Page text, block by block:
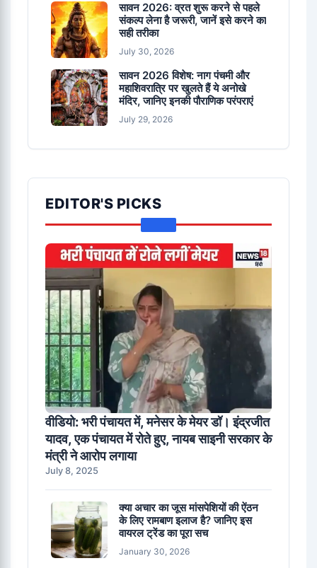
सावन 2026: व्रत शुरू करने से पहले
संकल्प लेना है जरूरी, जानें इसे करने का
सही तरीका
July 30, 2026
सावन 2026 विशेष: नाग पंचमी और
महाशिवरात्रि पर खुलते हैं ये अनोखे
मंदिर, जानिए इनकी पौराणिक परंपराएं
July 29, 2026
EDITOR'S PICKS
वीडियो: भरी पंचायत में, मनेसर के मेयर डॉ। इंद्रजीत
यादव, एक पंचायत में रोते हुए, नायब साइनी सरकार के
मंत्री ने आरोप लगाया
July 8, 2025
क्या अचार का जूस मांसपेशियों की ऐंठन
के लिए रामबाण इलाज है? जानिए इस
वायरल ट्रेंड का पूरा सच
January 30, 2026